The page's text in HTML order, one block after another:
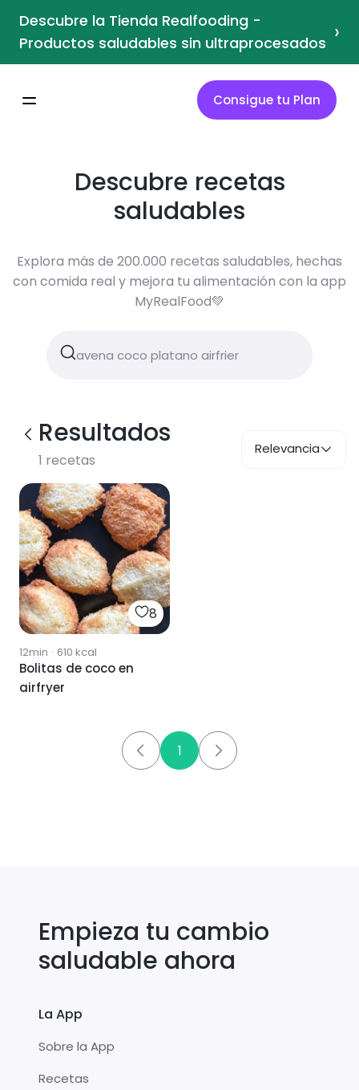
Descubre la Tienda Realfooding -
Productos saludables sin ultraprocesados ›
Consigue tu Plan
Descubre recetas
saludables
Explora más de 200.000 recetas saludables, hechas
con comida real y mejora tu alimentación con la app
MyRealFood💚
Resultados
1 recetas
Relevancia
8
12min · 610 kcal
Bolitas de coco en
airfryer
1
Empieza tu cambio
saludable ahora
La App
Sobre la App
Recetas